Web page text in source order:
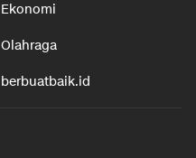
Ekonomi
Olahraga
berbuatbaik.id